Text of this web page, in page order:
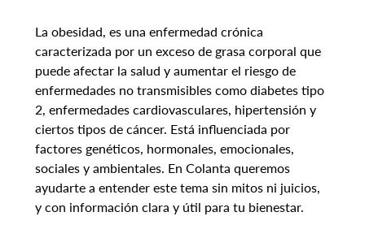
La obesidad, es una enfermedad crónica
caracterizada por un exceso de grasa corporal que
puede afectar la salud y aumentar el riesgo de
enfermedades no transmisibles como diabetes tipo
2, enfermedades cardiovasculares, hipertensión y
ciertos tipos de cáncer. Está influenciada por
factores genéticos, hormonales, emocionales,
sociales y ambientales. En Colanta queremos
ayudarte a entender este tema sin mitos ni juicios,
y con información clara y útil para tu bienestar.